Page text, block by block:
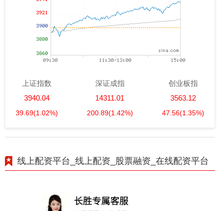
上证指数
3940.04
39.69(1.02%)
深证成指
14311.01
200.89(1.42%)
创业板指
3563.12
47.56(1.35%)
线上配资平台_线上配资_股票融资_在线配资平台